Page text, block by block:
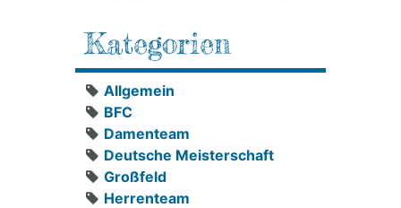
Kategorien
Allgemein
BFC
Damenteam
Deutsche Meisterschaft
Großfeld
Herrenteam